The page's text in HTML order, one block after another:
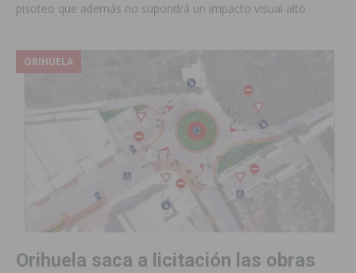
pisoteo que además no supondrá un impacto visual alto
ORIHUELA
Orihuela saca a licitación las obras